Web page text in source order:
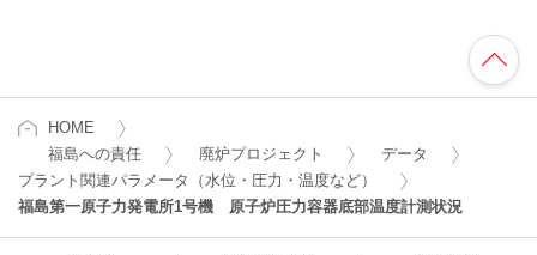
HOME
福島への責任
廃炉プロジェクト
データ
プラント関連パラメータ（水位・圧力・温度など）
福島第一原子力発電所1号機 原子炉圧力容器底部温度計測状況